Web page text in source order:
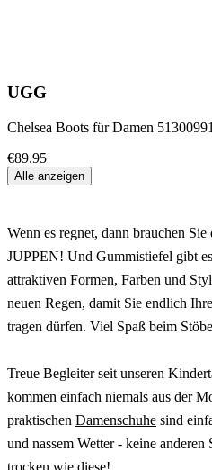
UGG
Chelsea Boots für Damen
€89.95
Alle anzeigen
Wenn es regnet, dann brauchen
JUPPEN! Und Gummistiefel gibt
attraktiven Formen, Farben und
neuen Regen, damit Sie endlich
tragen dürfen. Viel Spaß beim
Treue Begleiter seit unseren
kommen einfach niemals aus der
praktischen Damenschuhe sind
und nassem Wetter - keine anderen
trocken wie diese!